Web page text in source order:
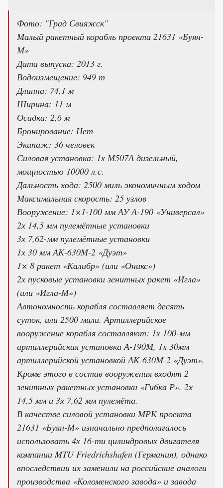
Фото: "Град Свияжск"
Малый ракетный корабль проекта 21631 «Буян-
М»
Дата выпуска: 2013 г.
Водоизмещение: 949 т
Длинна: 74,1 м
Ширина: 11 м
Осадка: 2,6 м
Бронирование: Нет
Экипаж: 36 человек
Силовая установка: 1х М507А дизельный,
мощностью 10000 л.с.
Дальность хода: 2500 миль экономичным ходом
Максимальная скорость: 25 узлов
Вооружение: 1×1-100 мм АУ А-190 «Универсал»
2х 14,5 мм пулемётные установки
3х 7,62-мм пулемётные установки
1х 30 мм АК-630М-2 «Дуэт»
1× 8 ракет «Калибр» (или «Оникс»)
2х пусковые установки зенитных ракет «Игла»
(или «Игла-М»)
Автономность корабля составляет десять
суток, или 2500 мили. Артиллерийское
вооружение корабля составляют: 1х 100-мм
артиллерийская установка А-190М, 1х 30мм
артиллерийской установкой АК-630М-2 «Дуэт».
Кроме этого в состав вооружения входят 2
зенитных ракетных установки «Гибка Р», 2х
14,5 мм и 3х 7,62 мм пулемёта.
В качестве силовой установки МРК проекта
21631 «Буян-М» изначально предполагалось
использовать 4х 16-ти цилиндровых двигателя
компании MTU Friedrichshafen (Германия), однако
впоследствии их заменили на российские аналоги
производства «Коломенского завода» и завода